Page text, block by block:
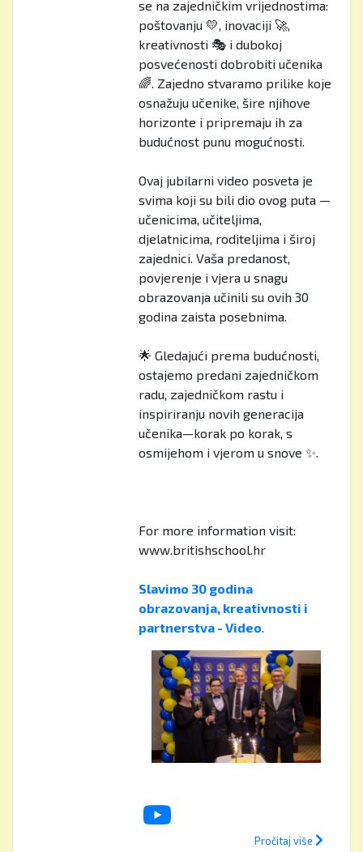
se na zajedničkim vrijednostima:
poštovanju 💛, inovaciji 🚀,
kreativnosti 🎭 i dubokoj
posvećenosti dobrobiti učenika
🌈. Zajedno stvaramo prilike koje
osnažuju učenike, šire njihove
horizonte i pripremaju ih za
budućnost punu mogućnosti.
Ovaj jubilarni video posveta je
svima koji su bili dio ovog puta —
učenicima, učiteljima,
djelatnicima, roditeljima i široj
zajednici. Vaša predanost,
povjerenje i vjera u snagu
obrazovanja učinili su ovih 30
godina zaista posebnima.
🌟 Gledajući prema budućnosti,
ostajemo predani zajedničkom
radu, zajedničkom rastu i
inspiriranju novih generacija
učenika—korak po korak, s
osmijehom i vjerom u snove ✨.
For more information visit:
www.britishschool.hr
Slavimo 30 godina
obrazovanja, kreativnosti i
partnerstva - Video.
Pročitaj više